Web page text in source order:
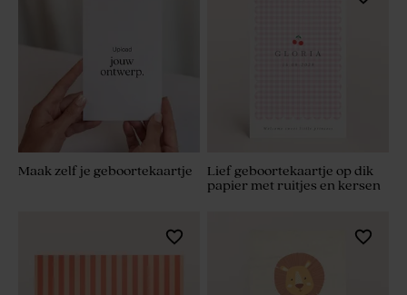
Maak zelf je geboortekaartje
Lief geboortekaartje op dik
papier met ruitjes en kersen